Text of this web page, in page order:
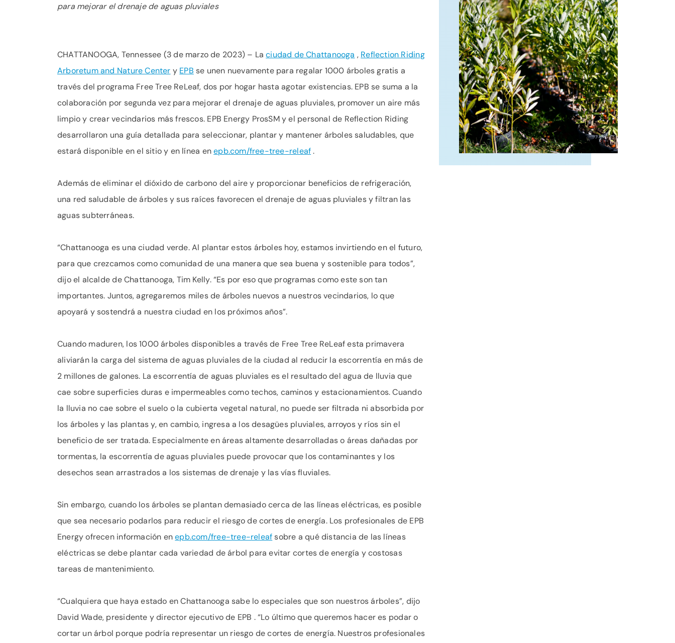
para mejorar el drenaje de aguas pluviales
CHATTANOOGA, Tennessee (3 de marzo de 2023) – Laciudad de Chattanooga , Reflection Riding
Arboretum and Nature Center y EPB se unen nuevamente para regalar 1000 árboles gratis a
través del programa Free Tree ReLeaf, dos por hogar hasta agotar existencias. EPB se suma a la
colaboración por segunda vez para mejorar el drenaje de aguas pluviales, promover un aire más
limpio y crear vecindarios más frescos. EPB Energy ProsSM y el personal de Reflection Riding
desarrollaron una guía detallada para seleccionar, plantar y mantener árboles saludables, que
estará disponible en el sitio y en línea enepb.com/free-tree-releaf.
Además de eliminar el dióxido de carbono del aire y proporcionar beneficios de refrigeración,
una red saludable de árboles y sus raíces favorecen el drenaje de aguas pluviales y filtran las
aguas subterráneas.
“Chattanooga es una ciudad verde. Al plantar estos árboles hoy, estamos invirtiendo en el futuro,
para que crezcamos como comunidad de una manera que sea buena y sostenible para todos”,
dijo el alcalde de Chattanooga, Tim Kelly. “Es por eso que programas como este son tan
importantes. Juntos, agregaremos miles de árboles nuevos a nuestros vecindarios, lo que
apoyará y sostendrá a nuestra ciudad en los próximos años”.
Cuando maduren, los 1000 árboles disponibles a través de Free Tree ReLeaf esta primavera
aliviarán la carga del sistema de aguas pluviales de la ciudad al reducir la escorrentía en más de
2 millones de galones. La escorrentía de aguas pluviales es el resultado del agua de lluvia que
cae sobre superficies duras e impermeables como techos, caminos y estacionamientos. Cuando
la lluvia no cae sobre el suelo o la cubierta vegetal natural, no puede ser filtrada ni absorbida por
los árboles y las plantas y, en cambio, ingresa a los desagües pluviales, arroyos y ríos sin el
beneficio de ser tratada. Especialmente en áreas altamente desarrolladas o áreas dañadas por
tormentas, la escorrentía de aguas pluviales puede provocar que los contaminantes y los
desechos sean arrastrados a los sistemas de drenaje y las vías fluviales.
Sin embargo, cuando los árboles se plantan demasiado cerca de las líneas eléctricas, es posible
que sea necesario podarlos para reducir el riesgo de cortes de energía. Los profesionales de EPB
Energy ofrecen información enepb.com/free-tree-releafsobre a qué distancia de las líneas
eléctricas se debe plantar cada variedad de árbol para evitar cortes de energía y costosas
tareas de mantenimiento.
“Cualquiera que haya estado en Chattanooga sabe lo especiales que son nuestros árboles”, dijo
David Wade, presidente y director ejecutivo de EPB . “Lo último que queremos hacer es podar o
cortar un árbol porque podría representar un riesgo de cortes de energía. Nuestros profesionales